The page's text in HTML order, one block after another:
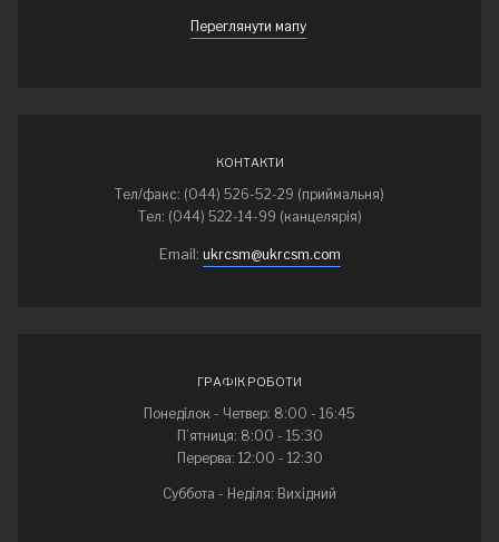
Переглянути мапу
КОНТАКТИ
Тел/факс: (044) 526-52-29 (приймальня)
Тел: (044) 522-14-99 (канцелярія)
Email: ukrcsm@ukrcsm.com
ГРАФІК РОБОТИ
Понеділок - Четвер: 8:00 - 16:45
П’ятниця: 8:00 - 15:30
Перерва: 12:00 - 12:30
Суббота - Неділя: Вихідний